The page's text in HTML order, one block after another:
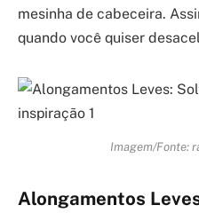
mesinha de cabeceira.
quando você quiser
Imagem/Fonte:
Alongamentos